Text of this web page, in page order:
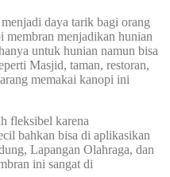
daya tarik bagi orang
membran menjadikan hunian
untuk hunian namun bisa
Masjid, taman, restoran,
memakai kanopi ini
fleksibel karena
bahkan bisa di aplikasikan
Lapangan Olahraga, dan
ini sangat di